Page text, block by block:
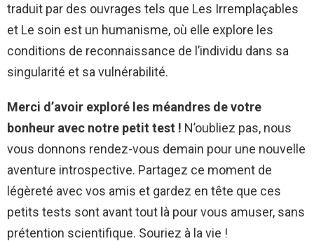
traduit par des ouvrages tels que Les Irremplaçables
et Le soin est un humanisme, où elle explore les
conditions de reconnaissance de l’individu dans sa
singularité et sa vulnérabilité.
Merci d’avoir exploré les méandres de votre
bonheur avec notre petit test ! N’oubliez pas, nous
vous donnons rendez-vous demain pour une nouvelle
aventure introspective. Partagez ce moment de
légèreté avec vos amis et gardez en tête que ces
petits tests sont avant tout là pour vous amuser, sans
prétention scientifique. Souriez à la vie !